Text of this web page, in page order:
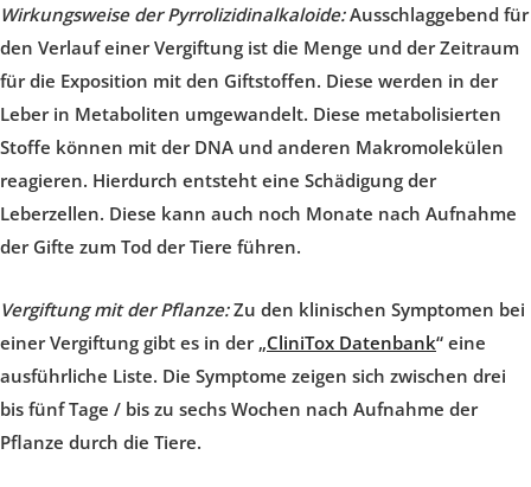
Wirkungsweise der Pyrrolizidinalkaloide:Ausschlaggebend für
den Verlauf einer Vergiftung ist die Menge und der Zeitraum
für die Exposition mit den Giftstoffen. Diese werden in der
Leber in Metaboliten umgewandelt. Diese metabolisierten
Stoffe können mit der DNA und anderen Makromolekülen
reagieren. Hierdurch entsteht eine Schädigung der
Leberzellen. Diese kann auch noch Monate nach Aufnahme
der Gifte zum Tod der Tiere führen.
Vergiftung mit der Pflanze:Zu den klinischen Symptomen bei
einer Vergiftung gibt es in der „CliniTox Datenbank“ eine
ausführliche Liste. Die Symptome zeigen sich zwischen drei
bis fünf Tage / bis zu sechs Wochen nach Aufnahme der
Pflanze durch die Tiere.